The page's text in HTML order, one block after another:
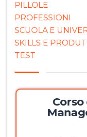
PILLOLE
PROFESSIONI
SCUOLA E
SKILLS E
TEST